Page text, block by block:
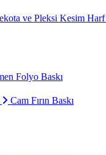
ve Pleksi Kesim Harf
Folyo Baskı
Cam Fırın Baskı